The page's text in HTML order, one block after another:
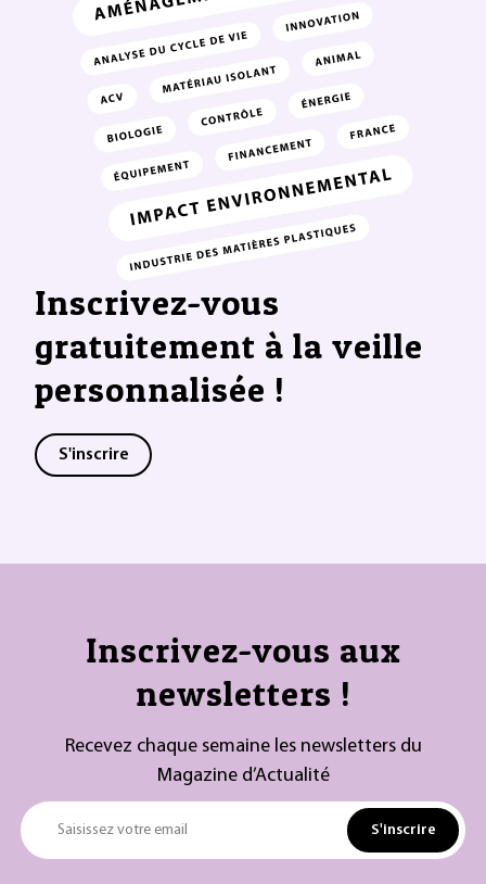
Inscrivez-vous
gratuitement à la veille
personnalisée !
S'inscrire
Inscrivez-vous aux
newsletters !
Recevez chaque semaine les newsletters du
Magazine d’Actualité
Saisissez votre email S'inscrire